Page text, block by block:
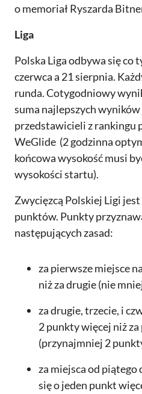
o memoriał Ryszarda
Liga
Polska Liga odbywa się co
czerwca a 21 sierpnia.
runda. Cotygodniowy
suma najlepszych
przedstawicieli z rankingu
WeGlide (2 godzinna
końcowa wysokość musi
wysokości startu).
Zwycięzcą Polskiej Ligi
punktów. Punkty
następujących zasad:
za pierwsze miejsce
niż za drugie (nie
za drugie, trzecie, i
2 punkty więcej niż
(przynajmniej 2
za miejsca od
się o jeden punkt